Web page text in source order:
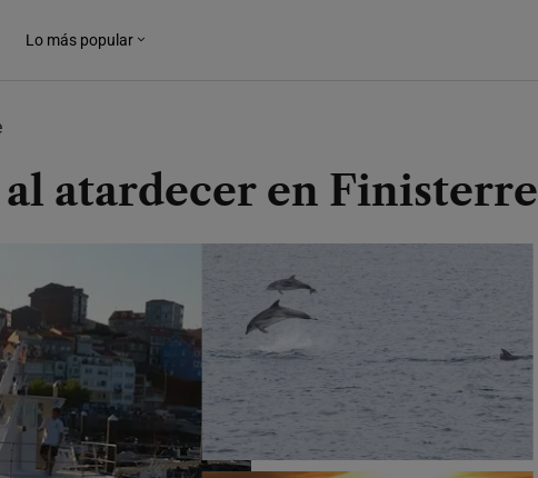
Lo más popular
al atardecer en Finisterre